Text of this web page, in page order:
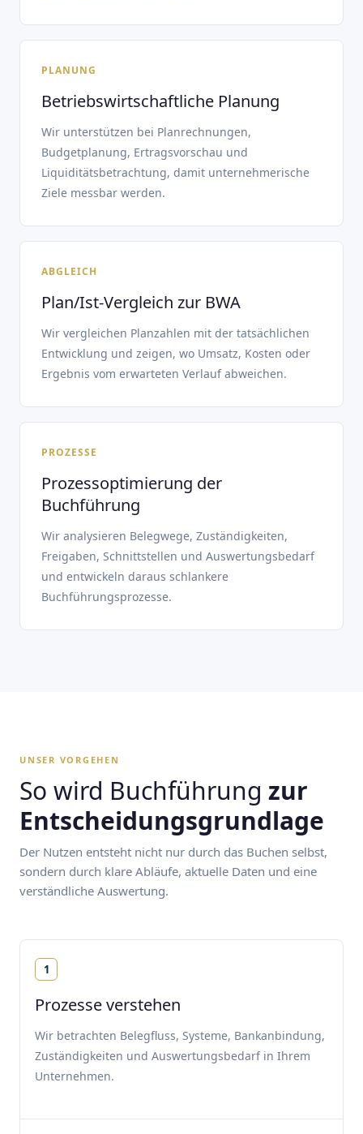
PLANUNG
Betriebswirtschaftliche Planung
Wir unterstützen bei Planrechnungen,
Budgetplanung, Ertragsvorschau und
Liquiditätsbetrachtung, damit unternehmerische
Ziele messbar werden.
ABGLEICH
Plan/Ist-Vergleich zur BWA
Wir vergleichen Planzahlen mit der tatsächlichen
Entwicklung und zeigen, wo Umsatz, Kosten oder
Ergebnis vom erwarteten Verlauf abweichen.
PROZESSE
Prozessoptimierung der
Buchführung
Wir analysieren Belegwege, Zuständigkeiten,
Freigaben, Schnittstellen und Auswertungsbedarf
und entwickeln daraus schlankere
Buchführungsprozesse.
UNSER VORGEHEN
So wird Buchführung zur
Entscheidungsgrundlage
Der Nutzen entsteht nicht nur durch das Buchen selbst,
sondern durch klare Abläufe, aktuelle Daten und eine
verständliche Auswertung.
1
Prozesse verstehen
Wir betrachten Belegfluss, Systeme, Bankanbindung,
Zuständigkeiten und Auswertungsbedarf in Ihrem
Unternehmen.